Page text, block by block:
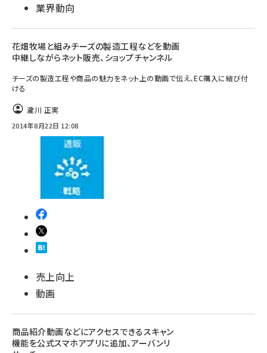
業界動向
花畑牧場と組みチーズの製造工程などを動画
中継しながらネット販売、ショップチャンネル
チーズの製造工程や商品の魅力をネット上の動画で伝え、EC購入に結び付
ける
瀧川 正実
2014年8月22日 12:08
売上向上
動画
商品紹介動画などにアクセスできるスキャン
機能を公式スマホアプリに追加、アーバンリ